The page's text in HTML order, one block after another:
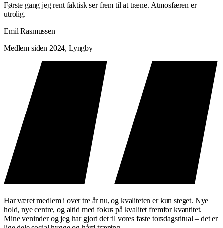
Første gang jeg rent faktisk ser frem til at træne. Atmosfæren er
utrolig.
Emil Rasmussen
Medlem siden 2024, Lyngby
Har været medlem i over tre år nu, og kvaliteten er kun steget. Nye
hold, nye centre, og altid med fokus på kvalitet fremfor kvantitet.
Mine veninder og jeg har gjort det til vores faste torsdagsritual – det er